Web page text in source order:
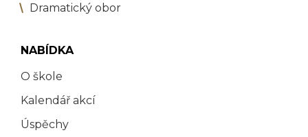
Dramatický obor
NABÍDKA
O škole
Kalendář akcí
Úspěchy